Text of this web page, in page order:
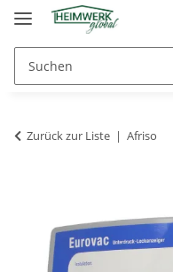
Zurück zur Liste Afriso